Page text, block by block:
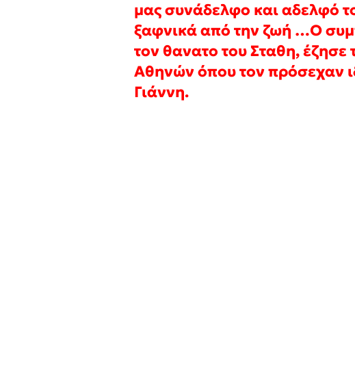
μας συνάδελφο και αδελφό
ξαφνικά από την ζωή …Ο
τον θανατο του Σταθη, έζησε
Αθηνών όπου τον πρόσεχαν
Γιάννη.